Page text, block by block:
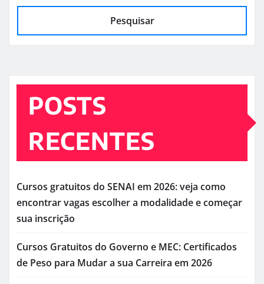
Pesquisar
POSTS
RECENTES
Cursos gratuitos do SENAI em 2026: veja como
encontrar vagas escolher a modalidade e começar
sua inscrição
Cursos Gratuitos do Governo e MEC: Certificados
de Peso para Mudar a sua Carreira em 2026